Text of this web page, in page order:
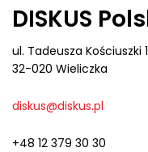
DISKUS
ul. Tadeusza Kościuszki 1
32-020 Wieliczka
diskus@diskus.pl
+48 12 379 30 30